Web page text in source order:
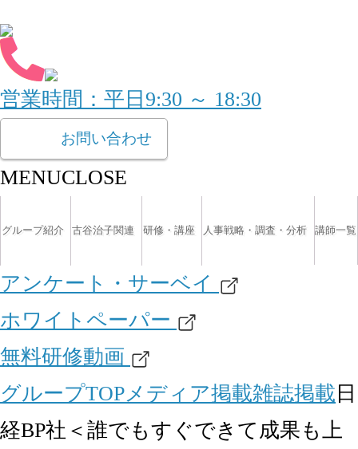
営業時間：平日9:30 ～ 18:30
お問い合わせ
MENUCLOSE
グループ紹介 古谷治子関連 研修・講座 人事戦略・調査・分析 講師一覧
アンケート・サーベイ
ホワイトペーパー
無料研修動画
グループTOPメディア掲載雑誌掲載 日
経BP社＜誰でもすぐできて成果も上